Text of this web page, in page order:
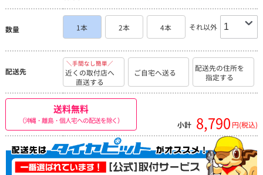
数量 1本 2本 4本 それ以外
配送先
＼手間なし簡単／
近くの取付店へ
直送する
ご自宅へ送る
配送先の住所を
指定する
送料無料
（沖縄・離島・個人宅への配送を除く） 小計 8,790 円(税込)